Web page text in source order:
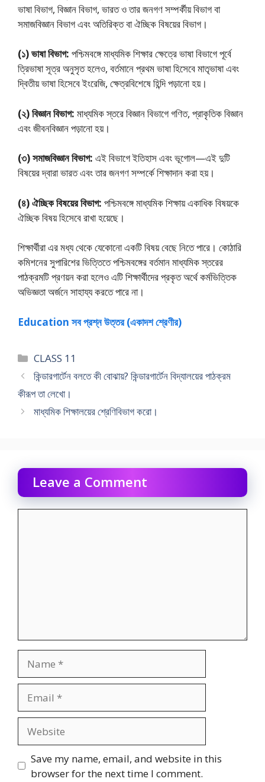
ভাষা বিভাগ, বিজ্ঞান বিভাগ, ভারত ও তার জনগণ সম্পর্কীয় বিভাগ বা
সমাজবিজ্ঞান বিভাগ এবং অতিরিক্ত বা ঐচ্ছিক বিষয়ের বিভাগ।
(১) ভাষা বিভাগ: পশ্চিমবঙ্গে মাধ্যমিক শিক্ষার ক্ষেত্রে ভাষা বিভাগে পূর্বে
ত্রিভাষা সূত্র অনুসৃত হলেও, বর্তমানে প্রথম ভাষা হিসেবে মাতৃভাষা এবং
দ্বিতীয় ভাষা হিসেবে ইংরেজি, ক্ষেত্রবিশেষে হিন্দি পড়ানাে হয়।
(২) বিজ্ঞান বিভাগ: মাধ্যমিক স্তরে বিজ্ঞান বিভাগে গণিত, প্রাকৃতিক বিজ্ঞান
এবং জীবনবিজ্ঞান পড়ানাে হয়।
(৩) সমাজবিজ্ঞান বিভাগ: এই বিভাগে ইতিহাস এবং ভূগােল—এই দুটি
বিষয়ের দ্বারা ভারত এবং তার জনগণ সম্পর্কে শিক্ষাদান করা হয়।
(৪) ঐচ্ছিক বিষয়ের বিভাগ: পশ্চিমবঙ্গে মাধ্যমিক শিক্ষায় একাধিক বিষয়কে
ঐচ্ছিক বিষয় হিসেবে রাখা হয়েছে।
শিক্ষার্থীরা এর মধ্য থেকে যেকোনাে একটি বিষয় বেছে নিতে পারে। কোঠারি
কমিশনের সুপারিশের ভিত্তিতে পশ্চিমবঙ্গের বর্তমান মাধ্যমিক স্তরের
পাঠক্রমটি প্রণয়ন করা হলেও এটি শিক্ষার্থীদের প্রকৃত অর্থে কর্মভিত্তিক
অভিজ্ঞতা অর্জনে সাহায্য করতে পারে না।
Education সব প্রশ্ন উত্তর (একাদশ শ্রেণীর)
Categories
CLASS 11
কিন্ডারগার্টেন বলতে কী বােঝায়? কিন্ডারগার্টেন বিদ্যালয়ের পাঠক্রম
কীরূপ তা লেখাে।
মাধ্যমিক শিক্ষালয়ের শ্রেণিবিভাগ করাে।
Leave a Comment
Save my name, email, and website in this
browser for the next time I comment.